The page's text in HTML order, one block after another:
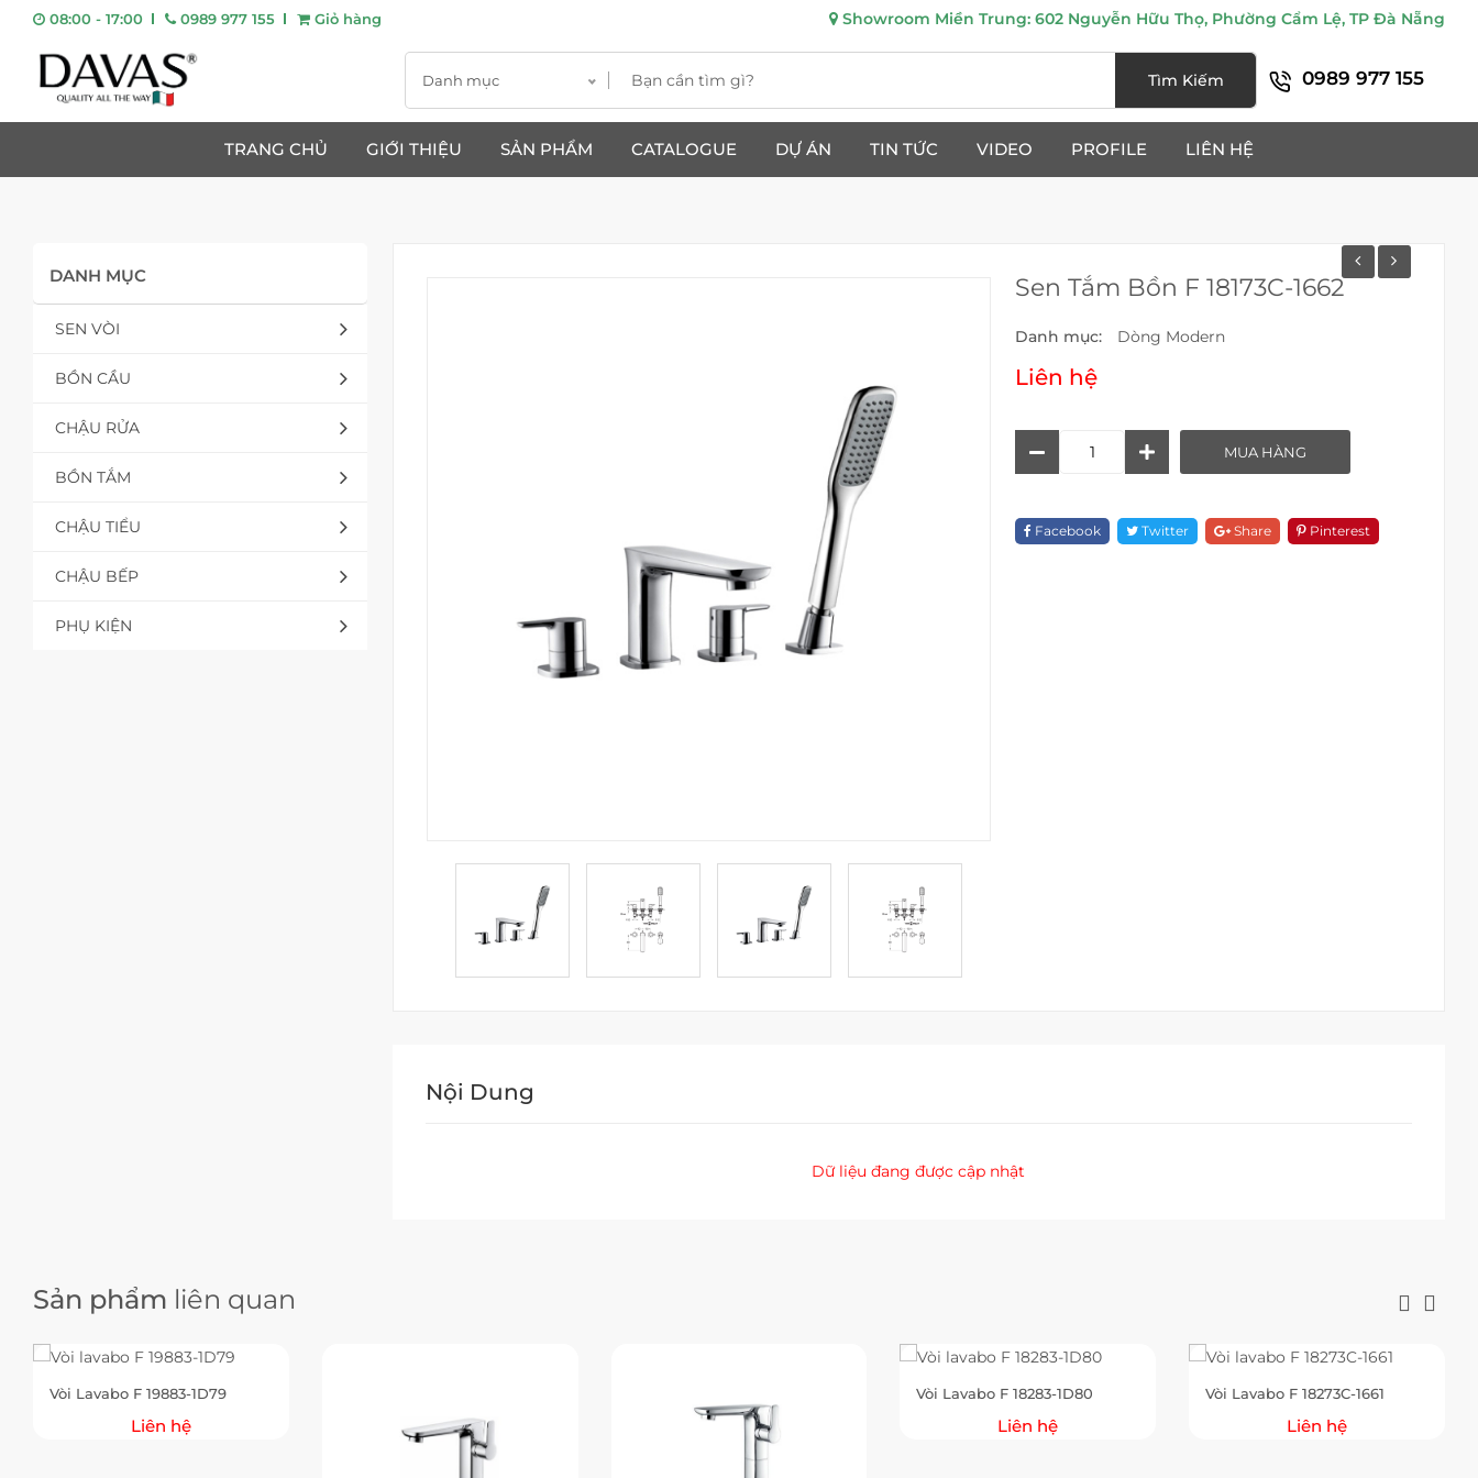
08:00 - 17:00 0989 977 155 Giỏ hàng Showroom Miền Trung: 602 Nguyễn Hữu Thọ, Phường Cẩm Lệ, TP Đà Nẵng
Danh mục Tìm Kiếm 0989 977 155
TRANG CHỦ GIỚI THIỆU SẢN PHẨM CATALOGUE DỰ ÁN TIN TỨC VIDEO PROFILE LIÊN HỆ
DANH MỤC
SEN VÒI
BỒN CẦU
CHẬU RỬA
BỒN TẮM
CHẬU TIỂU
CHẬU BẾP
PHỤ KIỆN
Sen Tắm Bồn F 18173C-1662
Danh mục: Dòng Modern
Liên hệ
F
18173C-
MUA HÀNG
Facebook Twitter Share Pinterest
Nội Dung
Dữ liệu đang được cập nhật
Sản phẩm liên quan
Vòi Lavabo F 19883-1D79
Liên hệ
Vòi Lavabo F 18283-1D80
Liên hệ
Vòi Lavabo F 18273C-1661
Liên hệ